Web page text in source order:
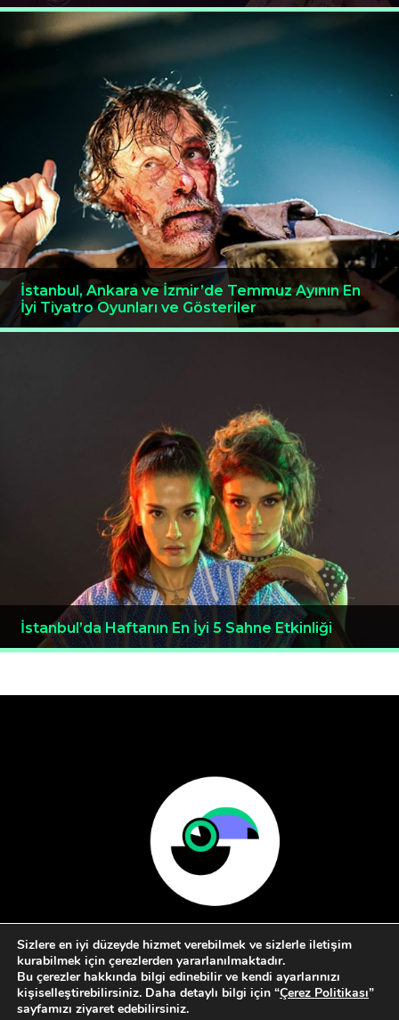
İstanbul, Ankara ve İzmir’de Temmuz Ayının En
İyi Tiyatro Oyunları ve Gösteriler
İstanbul’da Haftanın En İyi 5 Sahne Etkinliği
Hakkımızda Kullanım Koşulları
Sizlere en iyi düzeyde hizmet verebilmek ve sizlerle iletişim
kurabilmek için çerezlerden yararlanılmaktadır.
Bu çerezler hakkında bilgi edinebilir ve kendi ayarlarınızı
kişiselleştirebilirsiniz. Daha detaylı bilgi için “Çerez Politikası”
sayfamızı ziyaret edebilirsiniz.